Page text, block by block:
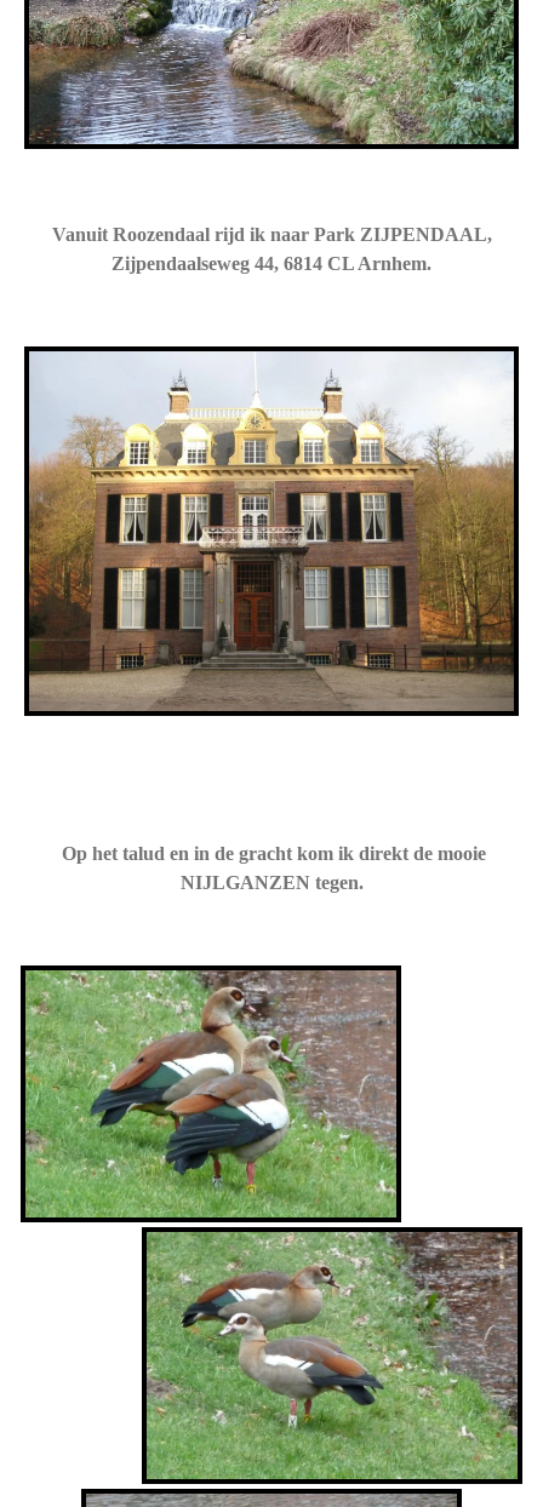
Vanuit Roozendaal rijd ik naar Park ZIJPENDAAL,
Zijpendaalseweg 44, 6814 CL Arnhem.
Op het talud en in de gracht kom ik direkt de mooie
NIJLGANZEN tegen.